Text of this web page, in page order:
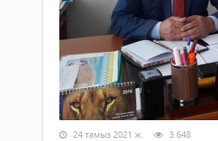
24 тамыз 2021 ж. 3 648